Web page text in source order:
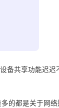
备共享功能迟迟
的都是关于网